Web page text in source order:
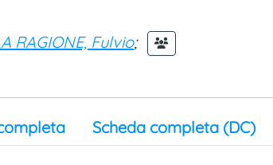
RAGIONE, Fulvio;
Scheda completa (DC)